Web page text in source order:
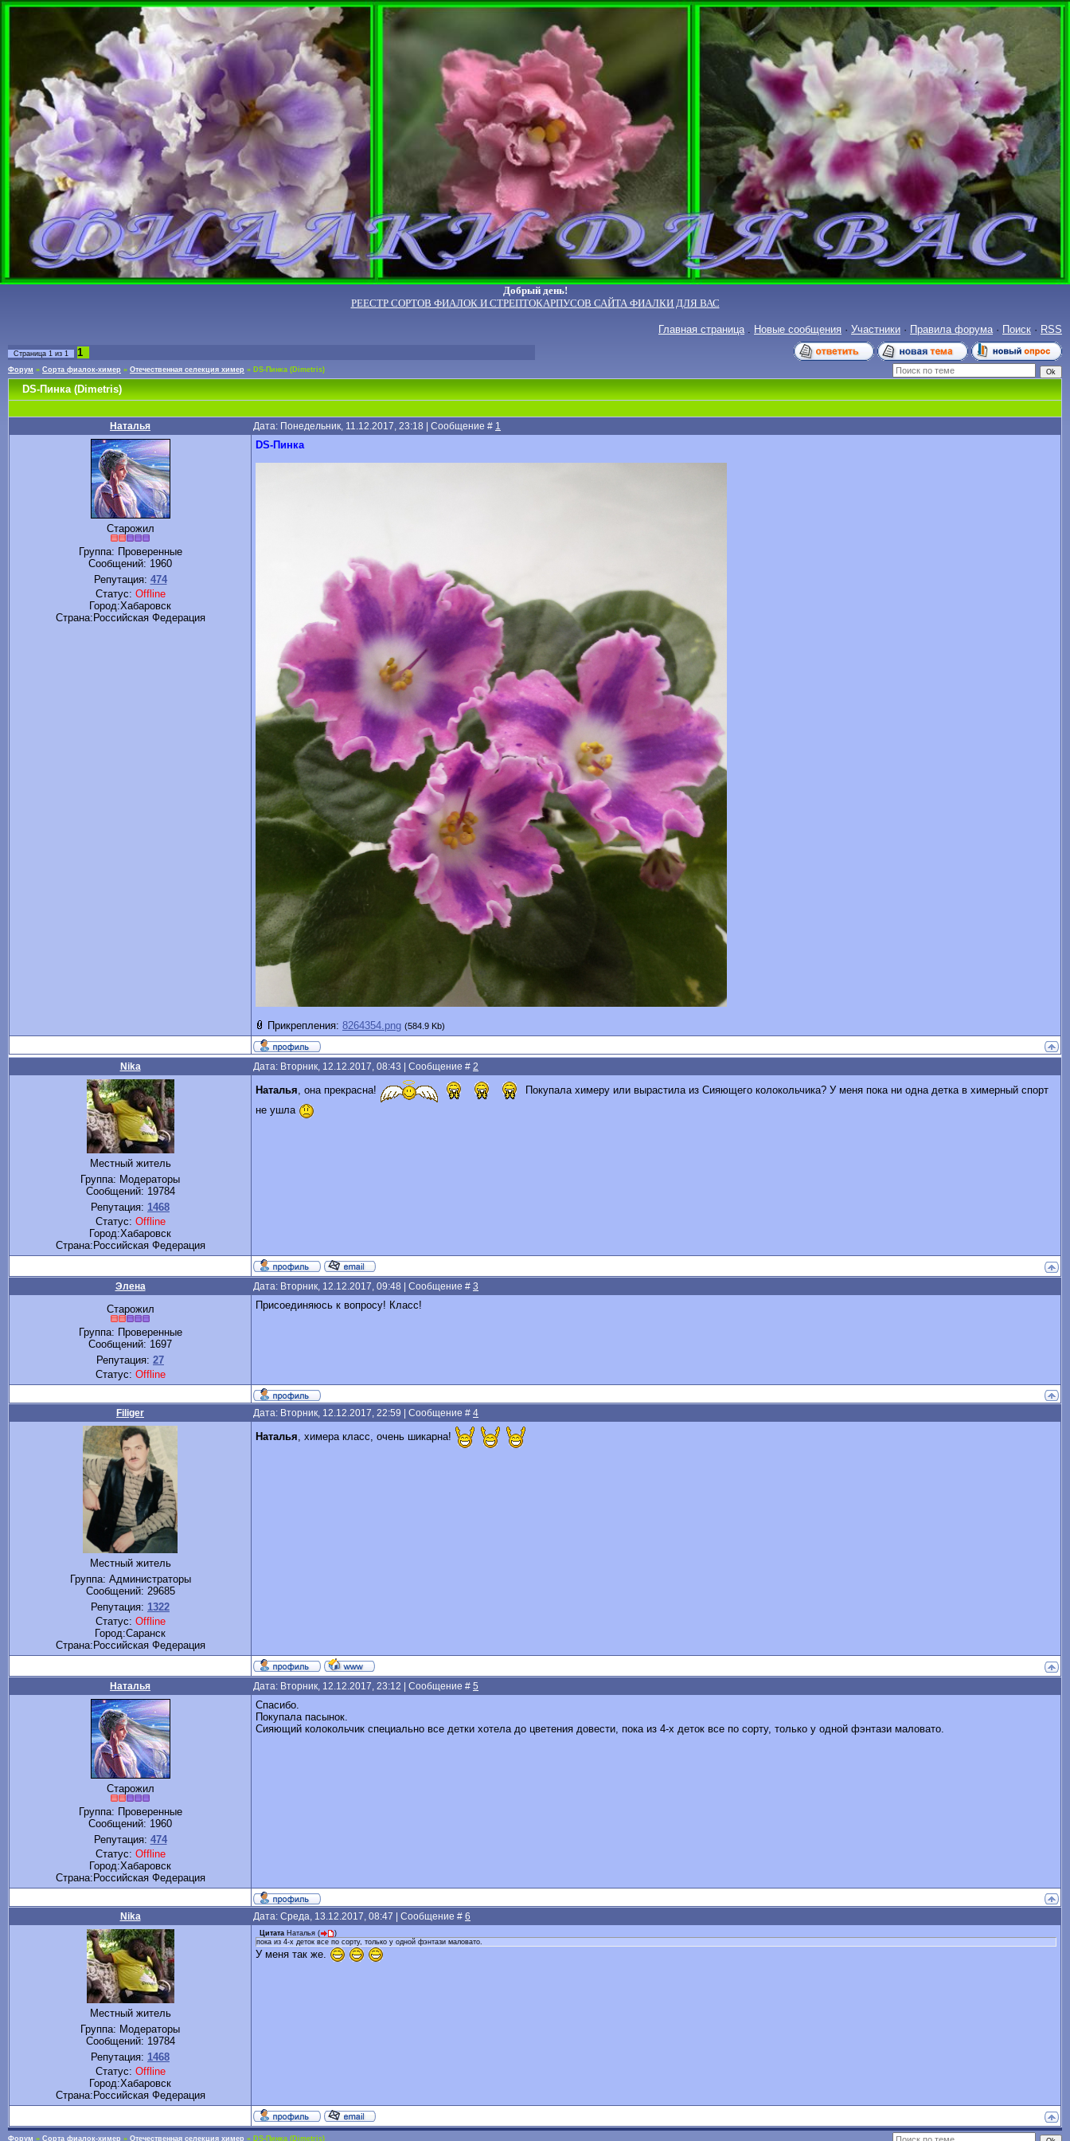
Добрый день!
РЕЕСТР СОРТОВ ФИАЛОК И СТРЕПТОКАРПУСОВ САЙТА ФИАЛКИ ДЛЯ ВАС
Главная страница Новые сообщения · Участники · Правила форума · Поиск · RSS
Страница 1 из 1 1
Форум » Сорта фиалок-химер » Отечественная селекция химер » DS-Пинка (Dimetris)
DS-Пинка (Dimetris)
Наталья Дата: Понедельник, 11.12.2017, 23:18 | Сообщение # 1
Старожил
Группа: Проверенные
Сообщений: 1960
Репутация: 474
Статус: Offline
Город:Хабаровск
Cтрана:Российская Федерация
DS-Пинка
Прикрепления: 8264354.png (584.9 Kb)
Nika Дата: Вторник, 12.12.2017, 08:43 | Сообщение # 2
Местный житель
Группа: Модераторы
Сообщений: 19784
Репутация: 1468
Статус: Offline
Город:Хабаровск
Cтрана:Российская Федерация
Наталья, она прекрасна!
Покупала химеру или вырастила из Сияющего колокольчика? У меня пока ни одна детка в химерный спорт
не ушла
Элена Дата: Вторник, 12.12.2017, 09:48 | Сообщение # 3
Старожил
Группа: Проверенные
Сообщений: 1697
Репутация: 27
Статус: Offline
Присоединяюсь к вопросу! Класс!
Filiger Дата: Вторник, 12.12.2017, 22:59 | Сообщение # 4
Местный житель
Группа: Администраторы
Сообщений: 29685
Репутация: 1322
Статус: Offline
Город:Саранск
Cтрана:Российская Федерация
Наталья, химера класс, очень шикарна!
Наталья Дата: Вторник, 12.12.2017, 23:12 | Сообщение # 5
Старожил
Группа: Проверенные
Сообщений: 1960
Репутация: 474
Статус: Offline
Город:Хабаровск
Cтрана:Российская Федерация
Спасибо.
Покупала пасынок.
Сияющий колокольчик специально все детки хотела до цветения довести, пока из 4-х деток все по сорту, только у одной фэнтази маловато.
Nika Дата: Среда, 13.12.2017, 08:47 | Сообщение # 6
Местный житель
Группа: Модераторы
Сообщений: 19784
Репутация: 1468
Статус: Offline
Город:Хабаровск
Cтрана:Российская Федерация
Цитата Наталья (
)
пока из 4-х деток все по сорту, только у одной фэнтази маловато.
У меня так же.
Форум » Сорта фиалок-химер » Отечественная селекция химер » DS-Пинка (Dimetris)